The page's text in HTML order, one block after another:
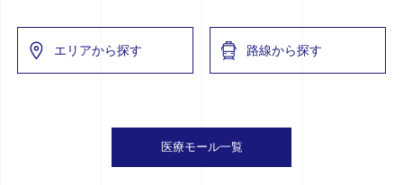
エリアから探す 路線から探す
医療モール一覧